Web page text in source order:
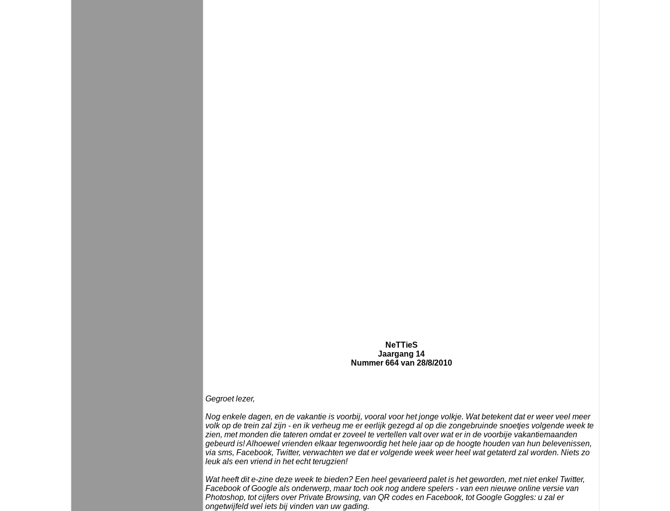
NeTTieS
Jaargang 14
Nummer 664 van 28/8/2010
Gegroet lezer,
Nog enkele dagen, en de vakantie is voorbij, vooral voor het jonge volkje. Wat betekent dat er weer veel meer
volk op de trein zal zijn - en ik verheug me er eerlijk gezegd al op die zongebruinde snoetjes volgende week te
zien, met monden die tateren omdat er zoveel te vertellen valt over wat er in de voorbije vakantiemaanden
gebeurd is! Alhoewel vrienden elkaar tegenwoordig het hele jaar op de hoogte houden van hun belevenissen,
via sms, Facebook, Twitter, verwachten we dat er volgende week weer heel wat getaterd zal worden. Niets zo
leuk als een vriend in het echt terugzien!
Wat heeft dit e-zine deze week te bieden? Een heel gevarieerd palet is het geworden, met niet enkel Twitter,
Facebook of Google als onderwerp, maar toch ook nog andere spelers - van een nieuwe online versie van
Photoshop, tot cijfers over Private Browsing, van QR codes en Facebook, tot Google Goggles: u zal er
ongetwijfeld wel iets bij vinden van uw gading.